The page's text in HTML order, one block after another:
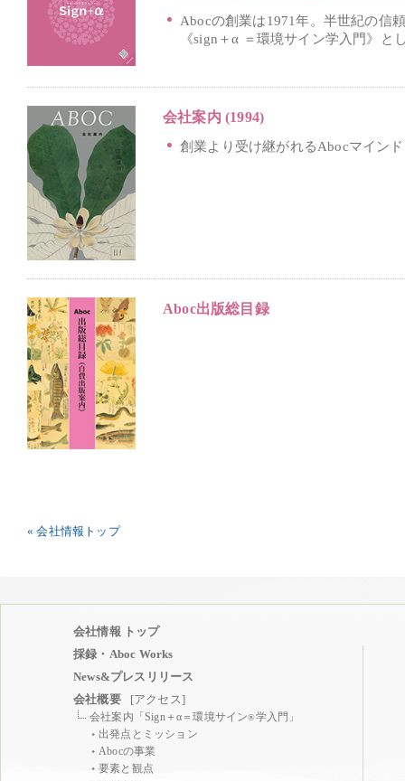
Abocの創業は1971年。半世紀の信
《sign＋α ＝環境サイン学入門》と
会社案内 (1994)
創業より受け継がれるAbocマイン
Aboc出版総目録
« 会社情報トップ
会社情報 トップ
採録・Aboc Works
News&プレスリリース
会社概要
[アクセス]
会社案内「Sign＋α＝環境サイン®学入門」
出発点とミッション
Abocの事業
要素と観点